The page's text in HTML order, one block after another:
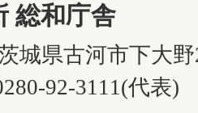
総和庁舎
城県古河市下大
92-3111(代表)